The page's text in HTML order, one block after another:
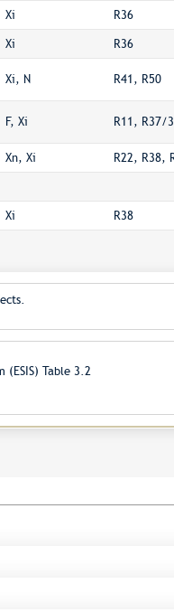
Xi R36
Xi R36
Xi, N R41, R50
F, Xi R11, R37/
Xn, Xi R22, R38,
Xi R38
(ESIS) Table 3.2